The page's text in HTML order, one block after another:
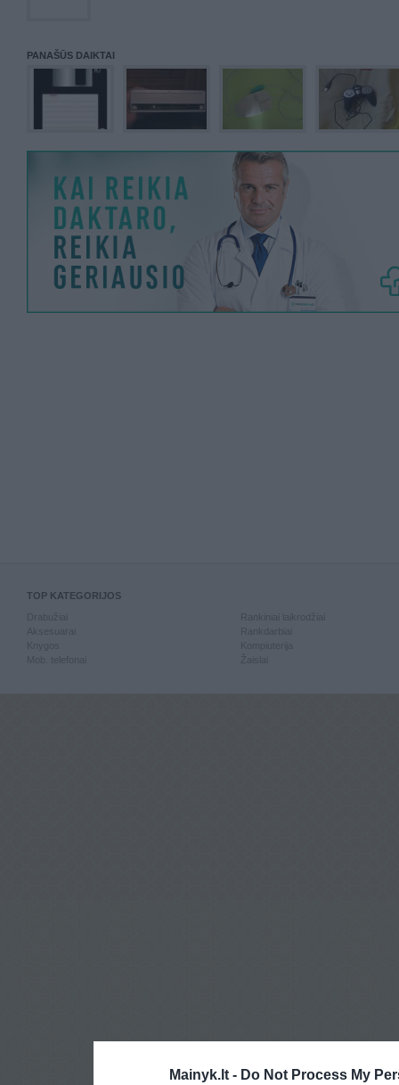
Mainyk.lt - Do Not Process My
PANAŠŪS DAIKTAI
TOP KATEGORIJOS
Knygos
Mob. telefonai
Kompiuterija
Žaislai